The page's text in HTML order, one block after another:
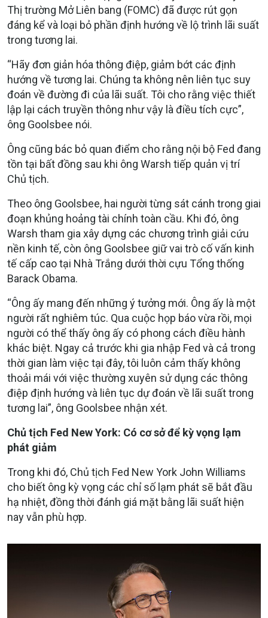
Thị trường Mở Liên bang (FOMC) đã được rút gọn
đáng kể và loại bỏ phần định hướng về lộ trình lãi suất
trong tương lai.
“Hãy đơn giản hóa thông điệp, giảm bớt các định
hướng về tương lai. Chúng ta không nên liên tục suy
đoán về đường đi của lãi suất. Tôi cho rằng việc thiết
lập lại cách truyền thông như vậy là điều tích cực”,
ông Goolsbee nói.
Ông cũng bác bỏ quan điểm cho rằng nội bộ Fed đang
tồn tại bất đồng sau khi ông Warsh tiếp quản vị trí
Chủ tịch.
Theo ông Goolsbee, hai người từng sát cánh trong giai
đoạn khủng hoảng tài chính toàn cầu. Khi đó, ông
Warsh tham gia xây dựng các chương trình giải cứu
nền kinh tế, còn ông Goolsbee giữ vai trò cố vấn kinh
tế cấp cao tại Nhà Trắng dưới thời cựu Tổng thống
Barack Obama.
“Ông ấy mang đến những ý tưởng mới. Ông ấy là một
người rất nghiêm túc. Qua cuộc họp báo vừa rồi, mọi
người có thể thấy ông ấy có phong cách điều hành
khác biệt. Ngay cả trước khi gia nhập Fed và cả trong
thời gian làm việc tại đây, tôi luôn cảm thấy không
thoải mái với việc thường xuyên sử dụng các thông
điệp định hướng và liên tục dự đoán về lãi suất trong
tương lai”, ông Goolsbee nhận xét.
Chủ tịch Fed New York: Có cơ sở để kỳ vọng lạm
phát giảm
Trong khi đó, Chủ tịch Fed New York John Williams
cho biết ông kỳ vọng các chỉ số lạm phát sẽ bắt đầu
hạ nhiệt, đồng thời đánh giá mặt bằng lãi suất hiện
nay vẫn phù hợp.